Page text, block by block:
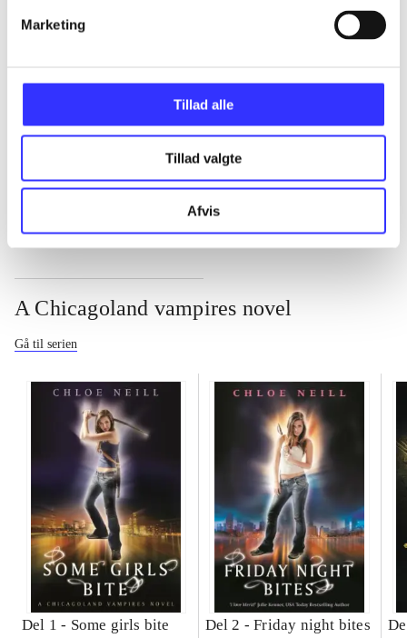
Marketing
Tillad alle
Tillad valgte
Afvis
A Chicagoland vampires novel
Gå til serien
Del 1 - Some girls bite
Del 2 -Friday night bites